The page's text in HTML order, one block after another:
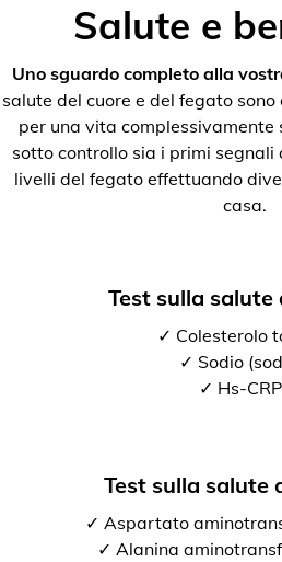
Salute e
Uno sguardo completo alla
salute del cuore e del fegato
per una vita complessivamente
sotto controllo sia i primi
livelli del fegato effettuando
casa.
Test sulla salute
✓ Colesterolo
✓ Sodio
✓ Hs-CRP
Test sulla salute
✓ Aspartato
✓ Alanina